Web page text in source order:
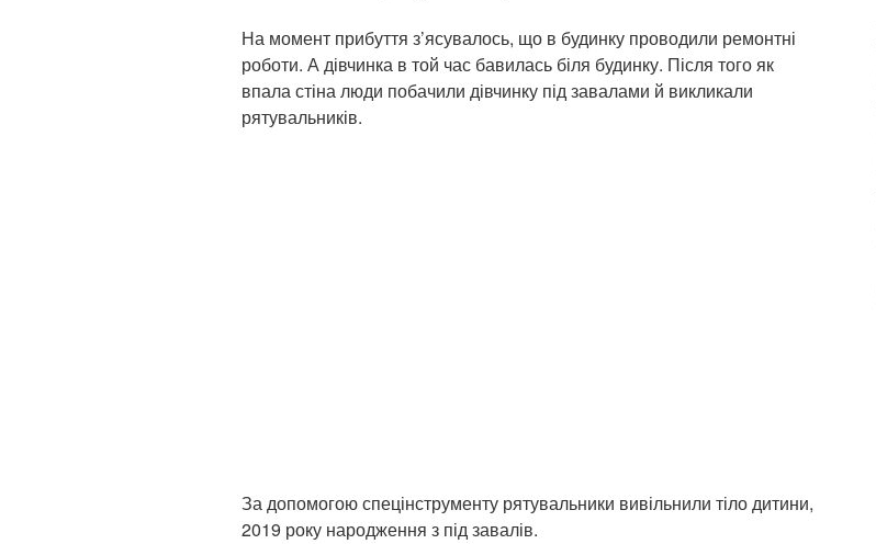
На момент прибуття з’ясувалось, що в будинку проводили ремонтні
роботи. А дівчинка в той час бавилась біля будинку. Після того як
впала стіна люди побачили дівчинку під завалами й викликали
рятувальників.
За допомогою спецінструменту рятувальники вивільнили тіло дитини,
2019 року народження з під завалів.